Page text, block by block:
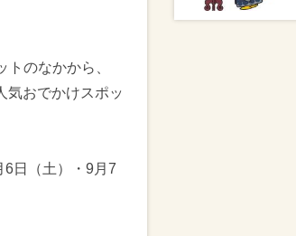
のなかから、
気おでかけスポッ
6日（土）・9月7